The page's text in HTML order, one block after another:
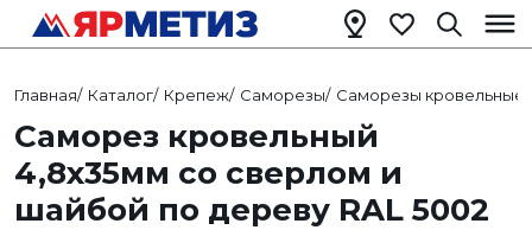
Главная/ Каталог/ Крепеж/ Саморезы/ Саморезы кровельные
Саморез кровельный
4,8х35мм со сверлом и
шайбой по дереву RAL 5002